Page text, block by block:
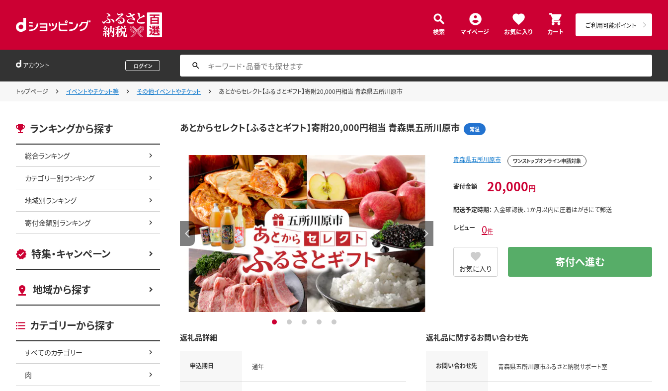
検索 マイページ お気に入り カート
ご利用可能ポイント
アカウント ログイン
トップページ イベントやチケット等 その他イベントやチケット あとからセレクト【ふるさとギフト】寄附20,000円相当 青森県五所川原市
ランキングから探す
総合ランキング
カテゴリー別ランキング
地域別ランキング
寄付金額別ランキング
特集・キャンペーン
地域から探す
カテゴリーから探す
すべてのカテゴリー
肉
あとからセレクト【ふるさとギフト】寄附20,000円相当 青森県五所川原市 常温
1 2 3 4 5
青森県五所川原市 ワンストップオンライン申請対象
寄付金額 20,000円
配送予定時期： 入金確認後、1か月以内に圧着はがきにて郵送
レビュー 0件
お気に入り 寄付へ進む
返礼品詳細
申込期日 通年
返礼品に関するお問い合わせ先
お問い合わせ先 青森県五所川原市ふるさと納税サポート室